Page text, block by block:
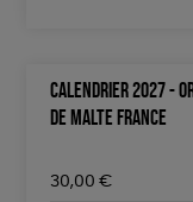
CALENDRIER 2027 -
DE MALTE FRANCE
30,00 €